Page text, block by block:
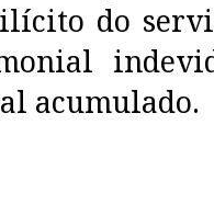
do
acumulado.